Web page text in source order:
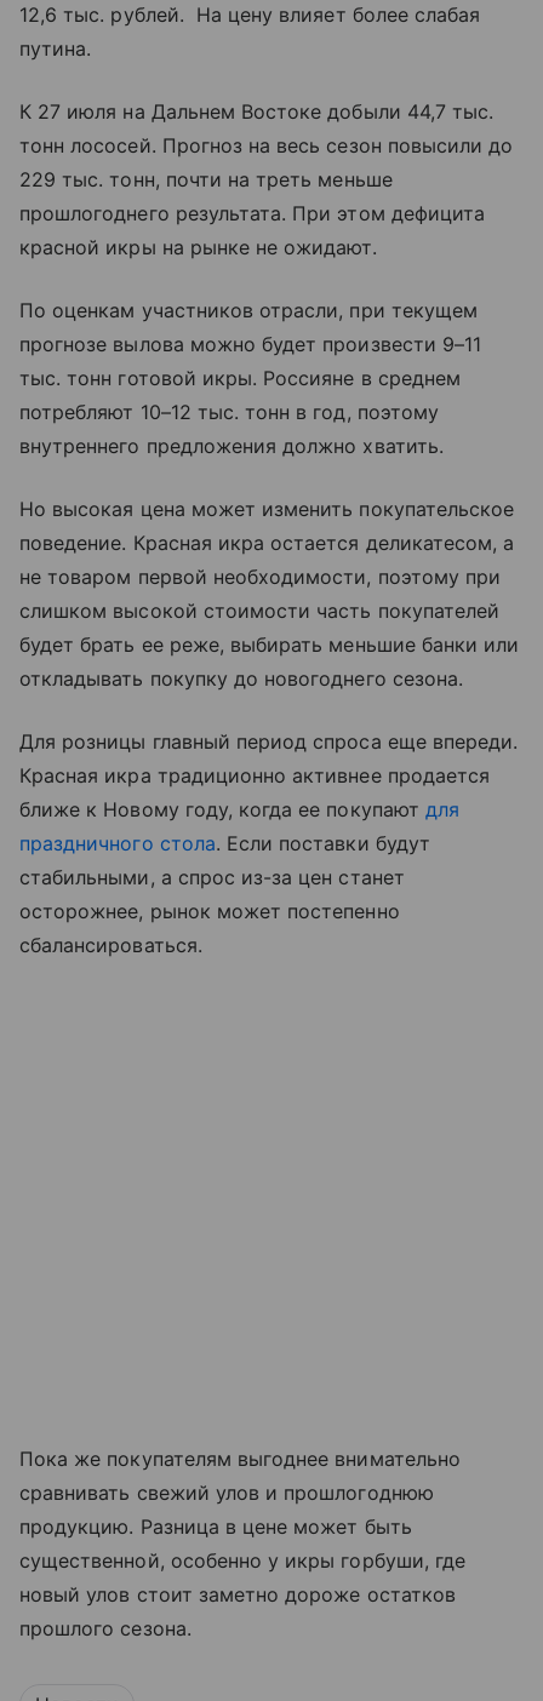
12,6 тыс. рублей. На цену влияет более слабая
путина.
К 27 июля на Дальнем Востоке добыли 44,7 тыс.
тонн лососей. Прогноз на весь сезон повысили до
229 тыс. тонн, почти на треть меньше
прошлогоднего результата. При этом дефицита
красной икры на рынке не ожидают.
По оценкам участников отрасли, при текущем
прогнозе вылова можно будет произвести 9–11
тыс. тонн готовой икры. Россияне в среднем
потребляют 10–12 тыс. тонн в год, поэтому
внутреннего предложения должно хватить.
Но высокая цена может изменить покупательское
поведение. Красная икра остается деликатесом, а
не товаром первой необходимости, поэтому при
слишком высокой стоимости часть покупателей
будет брать ее реже, выбирать меньшие банки или
откладывать покупку до новогоднего сезона.
Для розницы главный период спроса еще впереди.
Красная икра традиционно активнее продается
ближе к Новому году, когда ее покупают для
праздничного стола. Если поставки будут
стабильными, а спрос из-за цен станет
осторожнее, рынок может постепенно
сбалансироваться.
Пока же покупателям выгоднее внимательно
сравнивать свежий улов и прошлогоднюю
продукцию. Разница в цене может быть
существенной, особенно у икры горбуши, где
новый улов стоит заметно дороже остатков
прошлого сезона.